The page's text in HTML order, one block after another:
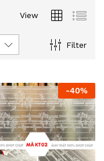
View
Filter
-40%